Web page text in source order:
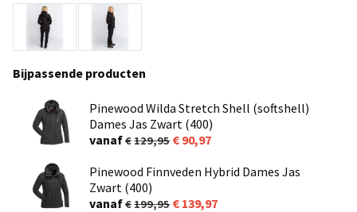
Bijpassende producten
Pinewood Wilda Stretch Shell (softshell)
Dames Jas Zwart (400)
vanaf
129,95
90,97
Pinewood Finnveden Hybrid Dames Jas
Zwart (400)
vanaf
199,95
139,97